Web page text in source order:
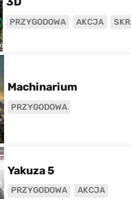
PRZYGODOWA AKCJA
Machinarium
PRZYGODOWA
Yakuza 5
PRZYGODOWA AKCJA